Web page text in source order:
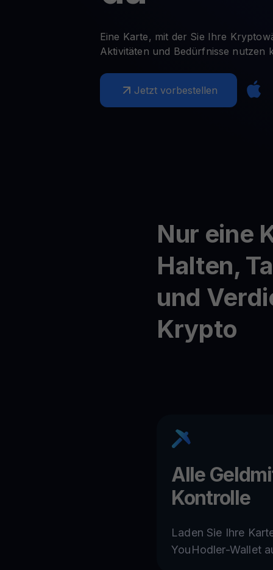
Erhalten Sie Bargeld, ohne Ihre Krypto zu verkaufen
Ihr Web3-Vermögen an einem Ort verwalten
Eine Karte, mit der Sie Ihre
Aktivitäten und Bedürfnisse nutzen
Jetzt vorbestellen
Nur eine
Halten,
und
Krypto
Alle
Kontrolle
Laden Sie Ihre
YouHodler-Wallet